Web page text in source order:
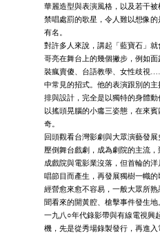
華麗造型與表演風格，以及若干
禁唱處罰的歌星，令人難以想像
有名。
對許多人來說，講起「藍寶石」
哥亮在舞台上的幾個撇步，例如面
裝瘋賣傻、台語教學、女性歧視
中常見的招式。他的表演跟別的
排與設計，完全是以獨特的身體動
以搖頭晃腦的小癟三姿態，在來
奇。
回頭觀看台灣影劇與大眾演藝發
壓倒舞台戲劇，成為劇院的主流
成戲院與電影業沒落，但首輪的
唱節目而產生，再發展獨樹一幟
經營愈來愈不容易，一般大眾所
聞看來的開黃腔、槍擊事件發生地
一九八○年代錄影帶與有線電視興
機，先是從秀場錄製發行，再進